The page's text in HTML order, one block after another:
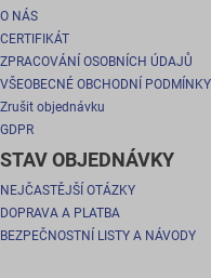
O NÁS
CERTIFIKÁT
ZPRACOVÁNÍ OSOBNÍCH ÚDAJŮ
VŠEOBECNÉ OBCHODNÍ PODMÍNKY
Zrušit objednávku
GDPR
STAV OBJEDNÁVKY
NEJČASTĚJŠÍ OTÁZKY
DOPRAVA A PLATBA
BEZPEČNOSTNÍ LISTY A NÁVODY